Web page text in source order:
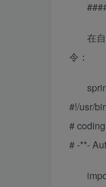
在
令：
#!/usr/
#
# -**-